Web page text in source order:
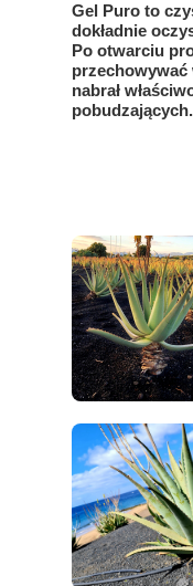
Gel Puro to
dokładnie
Po otwarciu
nabrał
pobudzających.